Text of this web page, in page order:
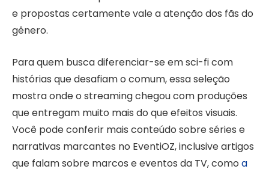
e propostas certamente vale a atenção dos fãs do
gênero.
Para quem busca diferenciar-se em sci-fi com
histórias que desafiam o comum, essa seleção
mostra onde o streaming chegou com produções
que entregam muito mais do que efeitos visuais.
Você pode conferir mais conteúdo sobre séries e
narrativas marcantes no EventiOZ, inclusive artigos
que falam sobre marcos e eventos da TV, como a